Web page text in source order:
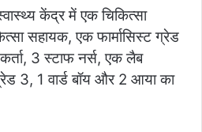
केंद्र में एक चिकित्सा
सहायक, एक फार्मासिस्ट ग्रेड
3 स्टाफ नर्स, एक लैब
3, 1 वार्ड बॉय और 2 आया का